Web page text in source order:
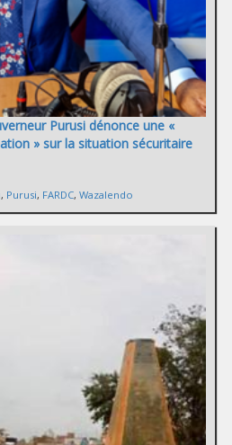
Purusi dénonce une «
» sur la situation sécuritaire
, Purusi, FARDC, Wazalendo